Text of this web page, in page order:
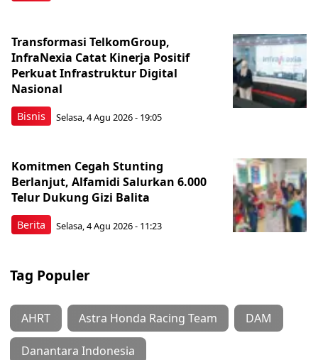
Bisnis
Transformasi TelkomGroup,
InfraNexia Catat Kinerja Positif
Perkuat Infrastruktur Digital
Nasional
Selasa, 4 Agu 2026 - 19:05
Berita
Komitmen Cegah Stunting
Berlanjut, Alfamidi Salurkan 6.000
Telur Dukung Gizi Balita
Selasa, 4 Agu 2026 - 11:23
Tag Populer
AHRT Astra Honda Racing Team DAM
Danantara Indonesia